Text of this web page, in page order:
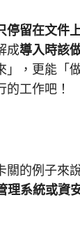
停留在文件
成導入時該
」，更能「
工作吧！
的例子來
系統或資